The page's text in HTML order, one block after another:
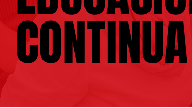
CONTINUA
CONTINUA